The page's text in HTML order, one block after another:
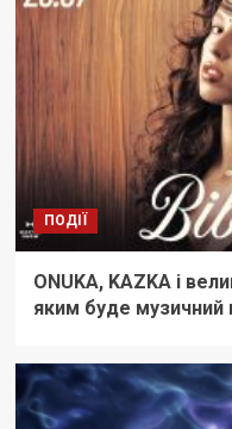
ПОДІЇ
ONUKA, KAZKA і
яким буде музичний